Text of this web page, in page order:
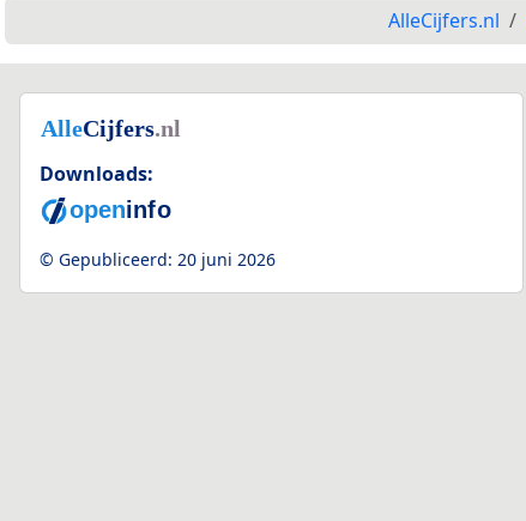
AlleCijfers.nl
Downloads:
© Gepubliceerd: 20 juni 2026